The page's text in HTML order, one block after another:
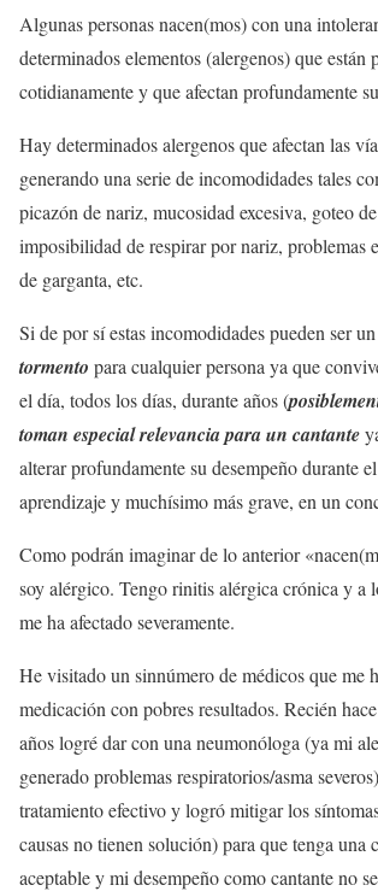
Algunas personas nacen(mos) con una
determinados elementos (alergenos) que están
cotidianamente y que afectan profundamente
Hay determinados alergenos que afectan las
generando una serie de incomodidades tales
picazón de nariz, mucosidad excesiva, goteo
imposibilidad de respirar por nariz, problemas
de garganta, etc.
Si de por sí estas incomodidades pueden ser un
tormento para cualquier persona ya que
el día, todos los días, durante años (
toman especial relevancia para un cantante
alterar profundamente su desempeño durante
aprendizaje y muchísimo más grave, en un
Como podrán imaginar de lo anterior
soy alérgico. Tengo rinitis alérgica crónica y a
me ha afectado severamente.
He visitado un sinnúmero de médicos que me
medicación con pobres resultados. Recién
años logré dar con una neumonóloga (ya mi
generado problemas respiratorios/asma
tratamiento efectivo y logró mitigar los
causas no tienen solución) para que tenga una
aceptable y mi desempeño como cantante no